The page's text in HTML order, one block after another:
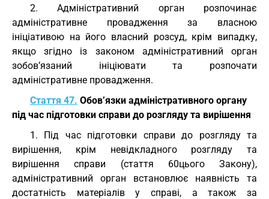
2. Адміністративний орган розпочинає
адміністративне провадження за власною
ініціативою на його власний розсуд, крім випадку,
якщо згідно із законом адміністративний орган
зобов’язаний ініціювати та розпочати
адміністративне провадження.
Стаття 47. Обов’язки адміністративного органу
під час підготовки справи до розгляду та вирішення
1. Під час підготовки справи до розгляду та
вирішення, крім невідкладного розгляду та
вирішення справи (стаття 60цього Закону),
адміністративний орган встановлює наявність та
достатність матеріалів у справі, а також за